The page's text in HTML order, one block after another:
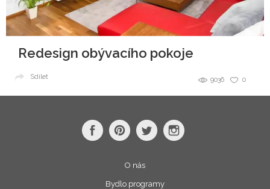
Redesign obývacího pokoje
0
9036
Sdílet
O nás
Bydlo programy